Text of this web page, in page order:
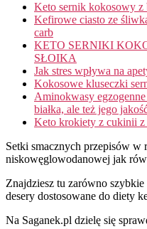
Keto sernik kokosowy
Kefirowe ciasto ze
carb
KETO SERNIKI
SŁOIKA
Jak stres wpływa na
Kokosowe kluseczki
Aminokwasy
białka, ale też jego
Keto krokiety z cukinii z
Setki smacznych przepisów w
niskowęglowodanowej jak
Znajdziesz tu zarówno
desery dostosowane do diety
Na Saganek.pl dzielę się